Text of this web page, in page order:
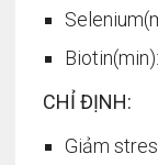
CHỈ ĐỊNH:
Giảm